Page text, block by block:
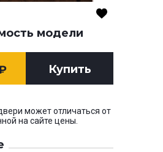
модели
Купить
может отличаться от
на сайте цены.